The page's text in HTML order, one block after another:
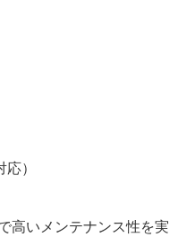
）
高いメンテナンス性を実